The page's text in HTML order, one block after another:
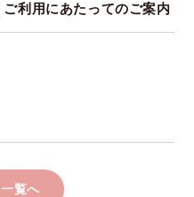
利用にあたってのご案内
覧へ